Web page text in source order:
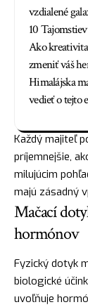
vzdialené
10
Ako
zmeniť váš
Himalájska
vedieť o tejto
Každý majiteľ
príjemnejšie,
milujúcim
majú zásadný
Mačací
hormónov
Fyzický dotyk
biologické
uvoľňuje